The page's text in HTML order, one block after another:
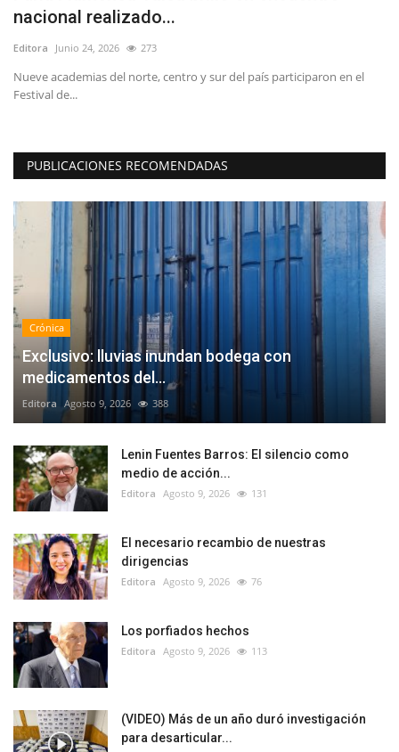
nacional realizado...
Editora Junio 24, 2026 273
Nueve academias del norte, centro y sur del país participaron en el
Festival de...
PUBLICACIONES RECOMENDADAS
Crónica
Exclusivo: lluvias inundan bodega con
medicamentos del...
Editora Agosto 9, 2026 388
Lenin Fuentes Barros: El silencio como
medio de acción...
Editora Agosto 9, 2026 131
El necesario recambio de nuestras
dirigencias
Editora Agosto 9, 2026 76
Los porfiados hechos
Editora Agosto 9, 2026 113
(VIDEO) Más de un año duró investigación
para desarticular...